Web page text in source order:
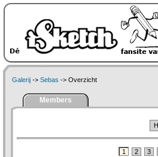
Galerij -> Sebas -> Overzicht
Members
1 2 3